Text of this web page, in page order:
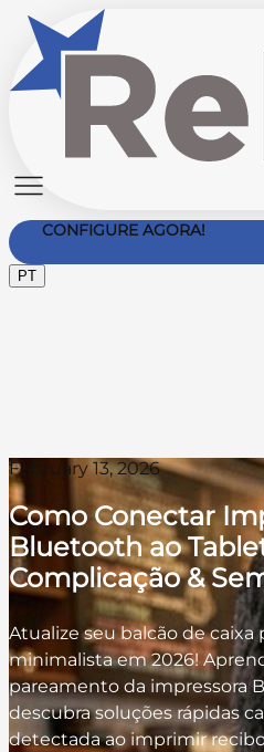
CONFIGURE AGORA!
PT
February 13, 2026
Como Conectar
Bluetooth ao
Complicação &
Atualize seu balcão de caixa
minimalista em 2026!
pareamento da impressora
descubra soluções rápidas
detectada ao imprimir